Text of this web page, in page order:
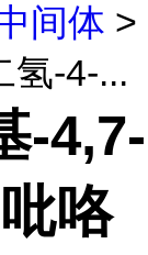
间体 >
氢-4-...
-4,7-
咯